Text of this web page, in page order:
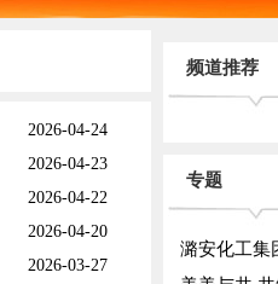
2026-04-24
2026-04-23
2026-04-22
2026-04-20
2026-03-27
频道推荐
专题
潞安化工集